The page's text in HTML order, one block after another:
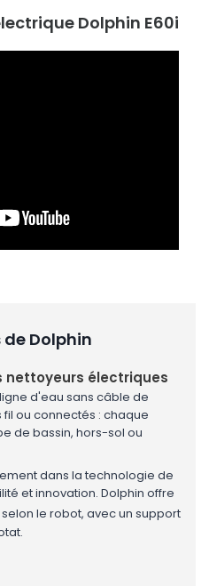
Dolphin E60i
de Dolphin
nettoyeurs électriques
d'eau sans câble de
ou connectés : chaque
de bassin, hors-sol ou
dans la technologie de
et innovation. Dolphin offre
selon le robot, avec un support